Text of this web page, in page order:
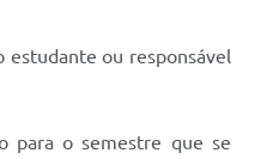
estudante ou responsável
para o semestre que se